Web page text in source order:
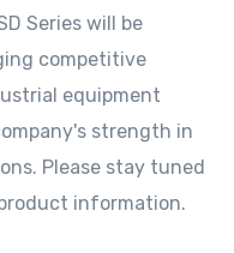
Series will be
competitive
equipment
strength in
Please stay tuned
information.